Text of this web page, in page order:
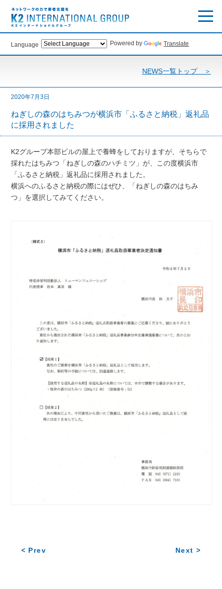
Language Powered by Translate
NEWS一覧トップ ＞
2020年7月3日
ねぎしの森のはちみつが横浜市「ふるさと納税」返礼品
に採用されました
K2グループ本部ビルの屋上で養蜂をしておりますが、そちらで
採れたはちみつ「ねぎしの森のハチミツ」が、この度横浜市
「ふるさと納税」返礼品に採用されました。
横浜へのふるさと納税の際にはぜひ、「ねぎしの森のはちみ
つ」を選択してみてください。
< Prev Next >